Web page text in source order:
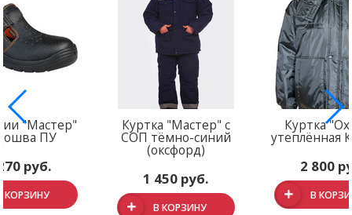
"Мастер"
ПУ
руб.
КОРЗИНУ
Куртка "Мастер" с
СОП тёмно-синий
(оксфорд)
1 450 руб.
В КОРЗИНУ
Куртка
утеплённая
2 800
В